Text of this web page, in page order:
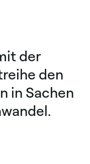
der
den
in Sachen